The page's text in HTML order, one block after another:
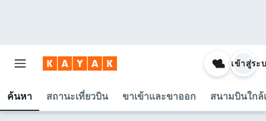
ค้นหา สถานะเที่ยวบิน ขาเข้าและขาออก สนามบินใกล้
เข้าสู่ระ